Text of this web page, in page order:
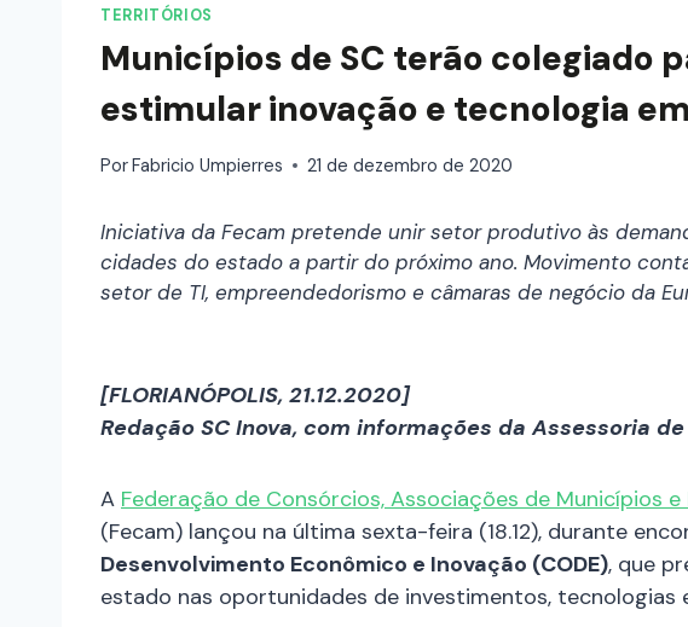
TERRITÓRIOS
Municípios de SC terão colegiado
estimular inovação e tecnologia
PorFabricio Umpierres 21 de dezembro de 2020
Iniciativa da Fecam pretende unir setor produtivo às
cidades do estado a partir do próximo ano. Movimento
setor de TI, empreendedorismo e câmaras de negócio da
[FLORIANÓPOLIS, 21.12.2020]
Redação SC Inova, com informações da Assessoria
A Federação de Consórcios, Associações de Municípios
(Fecam) lançou na última sexta-feira (18.12), durante
Desenvolvimento Econômico e Inovação (CODE), que
estado nas oportunidades de investimentos, tecnologias